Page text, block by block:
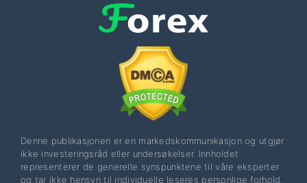
Denne publikasjonen er en markedskommunikasjon og utgjør
ikke investeringsråd eller undersøkelser. Innholdet
representerer de generelle synspunktene til våre eksperter
og tar ikke hensyn til individuelle leseres personlige forhold,